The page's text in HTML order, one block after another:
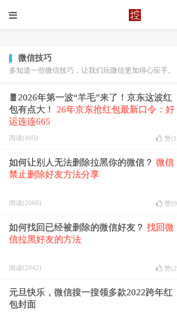
微信技巧
多知道一些微信技巧，让我们玩微信更加得心应手。
🧧2026年第一波“羊毛”来了！京东这波红
包有点大！ 26年京东抢红包最新口令：好
运连连665
阅读(499) 赞(1
如何让别人无法删除拉黑你的微信？ 微信
禁止删除好友方法分享
阅读(2060) 赞(0
如何找回已经被删除的微信好友？ 找回微
信拉黑好友的方法
阅读(2042) 赞(2
元旦快乐，微信搜一搜领多款2022跨年红
包封面